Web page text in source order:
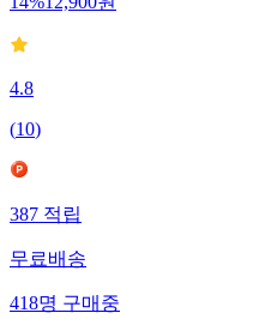
14%12,900원
4.8
(10)
387적립
무료배송
418명구매중